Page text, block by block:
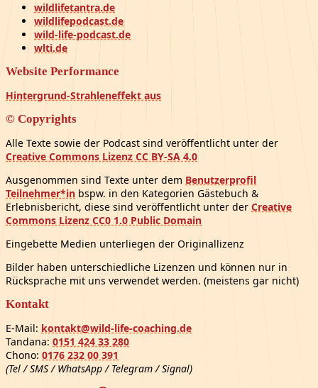
wildlifetantra.de
wildlifepodcast.de
wild-life-podcast.de
wlti.de
Website Performance
Hintergrund-Strahleneffekt aus
© Copyrights
Alle Texte sowie der Podcast sind veröffentlicht unter der
Creative Commons Lizenz CC BY-SA 4.0
Ausgenommen sind Texte unter dem Benutzerprofil
Teilnehmer*in bspw. in den Kategorien Gästebuch &
Erlebnisbericht, diese sind veröffentlicht unter der Creative
Commons Lizenz CC0 1.0 Public Domain
Eingebette Medien unterliegen der Originallizenz
Bilder haben unterschiedliche Lizenzen und können nur in
Rücksprache mit uns verwendet werden. (meistens gar nicht)
Kontakt
E-Mail: kontakt@wild-life-coaching.de
Tandana: 0151 424 33 280
Chono: 0176 232 00 391
(Tel / SMS / WhatsApp / Telegram / Signal)